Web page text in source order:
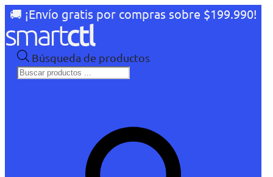
🚚 ¡Envío gratis por compras sobre $199.990!
Búsqueda de productos